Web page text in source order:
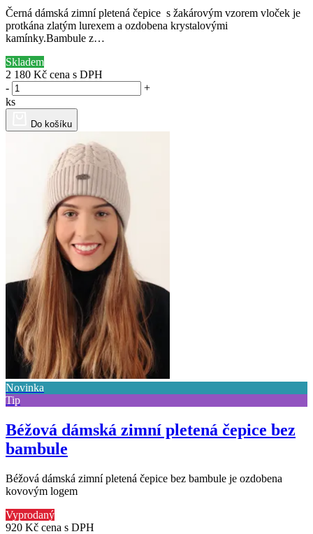
Černá dámská zimní pletená čepice s žakárovým vzorem vloček je
protkána zlatým lurexem a ozdobena krystalovými
kamínky.Bambule z…
Skladem
2 180 Kč cena s DPH
-
+
ks
Do košíku
Novinka
Tip
Béžová dámská zimní pletená čepice bez
bambule
Béžová dámská zimní pletená čepice bez bambule je ozdobena
kovovým logem
Vyprodaný
920 Kč cena s DPH